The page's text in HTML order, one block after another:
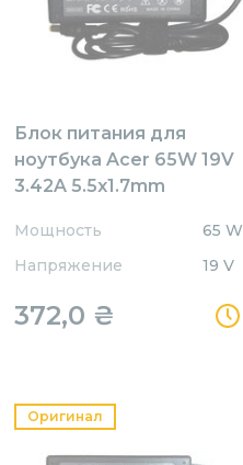
Блок питания для
ноутбука Acer 65W 19V
3.42A 5.5x1.7mm
REPLACEMENT
Мощность
65 W
Напряжение
19 V
372,0 ₴
Оригинал